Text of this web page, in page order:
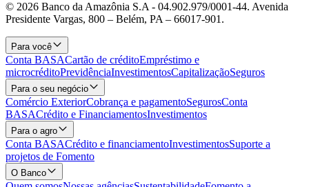
© 2026 Banco da Amazônia S.A - 04.902.979/0001‐44. Avenida
Presidente Vargas, 800 – Belém, PA – 66017-901.
Para você
Conta BASACartão de créditoEmpréstimo e
microcréditoPrevidênciaInvestimentosCapitalizaçãoSeguros
Para o seu negócio
Comércio ExteriorCobrança e pagamentoSegurosConta
BASACrédito e FinanciamentosInvestimentos
Para o agro
Conta BASACrédito e financiamentoInvestimentosSuporte a
projetos de Fomento
O Banco